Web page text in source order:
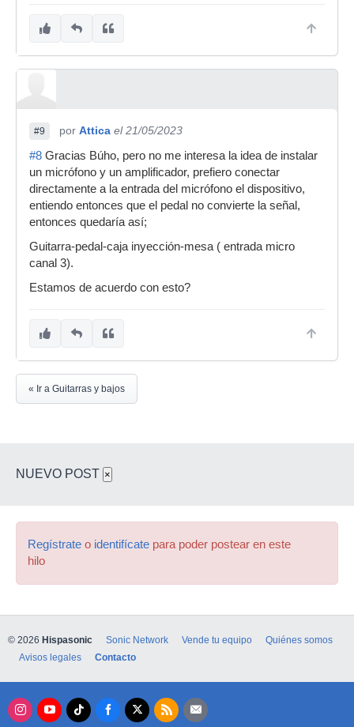
#9 por Attica el 21/05/2023
#8 Gracias Búho, pero no me interesa la idea de instalar
un micrófono y un amplificador, prefiero conectar
directamente a la entrada del micrófono el dispositivo,
entiendo entonces que el pedal no convierte la señal,
entonces quedaría así;
Guitarra-pedal-caja inyección-mesa ( entrada micro
canal 3).
Estamos de acuerdo con esto?
« Ir a Guitarras y bajos
NUEVO POST ×
Regístrate o identifícate para poder postear en este
hilo
© 2026 Hispasonic Sonic Network Vende tu equipo
Quiénes somos
Avisos legales
Contacto